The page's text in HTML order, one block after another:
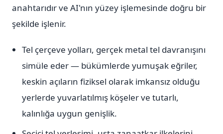
anahtarıdır ve AI'nın yüzey işlemesinde doğru bir
şekilde işlenir.
Tel çerçeve yolları, gerçek metal tel davranışını
simüle eder — bükümlerde yumuşak eğriler,
keskin açıların fiziksel olarak imkansız olduğu
yerlerde yuvarlatılmış köşeler ve tutarlı,
kalınlığa uygun genişlik.